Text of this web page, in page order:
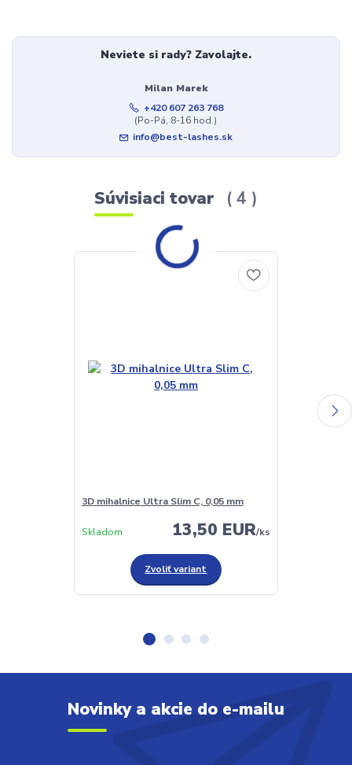
Neviete si rady? Zavolajte.
Milan Marek
+420 607 263 768
(Po-Pá, 8-16 hod.)
info@best-lashes.sk
Súvisiaci tovar 4
3D mihalnice Ultra Slim C, 0,05 mm
13,50 EUR/ks
Skladom
Zvoliť variant
Novinky a akcie do e-mailu